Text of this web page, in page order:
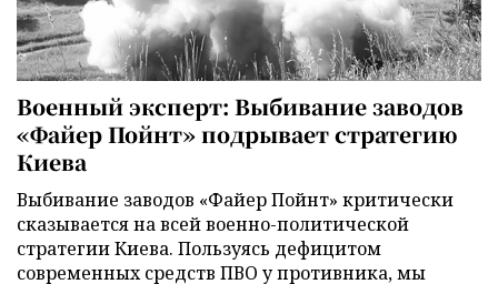
Военный эксперт: Выбивание заводов
«Файер Пойнт» подрывает стратегию
Киева
Выбивание заводов «Файер Пойнт» критически
сказывается на всей военно-политической
стратегии Киева. Пользуясь дефицитом
современных средств ПВО у противника, мы